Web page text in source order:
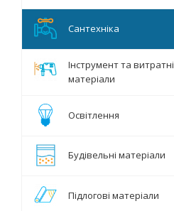
Сантехніка
Інструмент та витратні
матеріали
Освітлення
Будівельні матеріали
Підлогові матеріали